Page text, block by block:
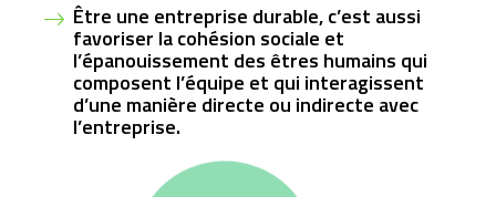
Être une entreprise durable, c’est aussi
favoriser la cohésion sociale et
l’épanouissement des êtres humains qui
composent l’équipe et qui interagissent
d’une manière directe ou indirecte avec
l’entreprise.